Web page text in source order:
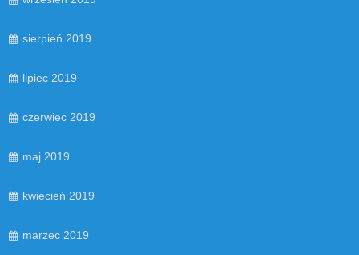
sierpień 2019
lipiec 2019
czerwiec 2019
maj 2019
kwiecień 2019
marzec 2019